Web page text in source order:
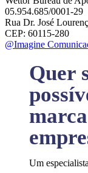
05.954.685/0001-29
Rua Dr. José
CEP: 60115-280
@Imagine
Quer
Um